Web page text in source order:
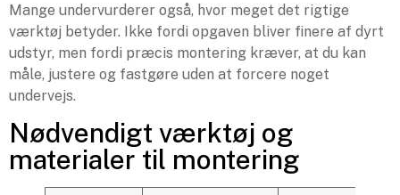
Mange undervurderer også, hvor meget det rigtige
værktøj betyder. Ikke fordi opgaven bliver finere af dyrt
udstyr, men fordi præcis montering kræver, at du kan
måle, justere og fastgøre uden at forcere noget
undervejs.
Nødvendigt værktøj og
materialer til montering